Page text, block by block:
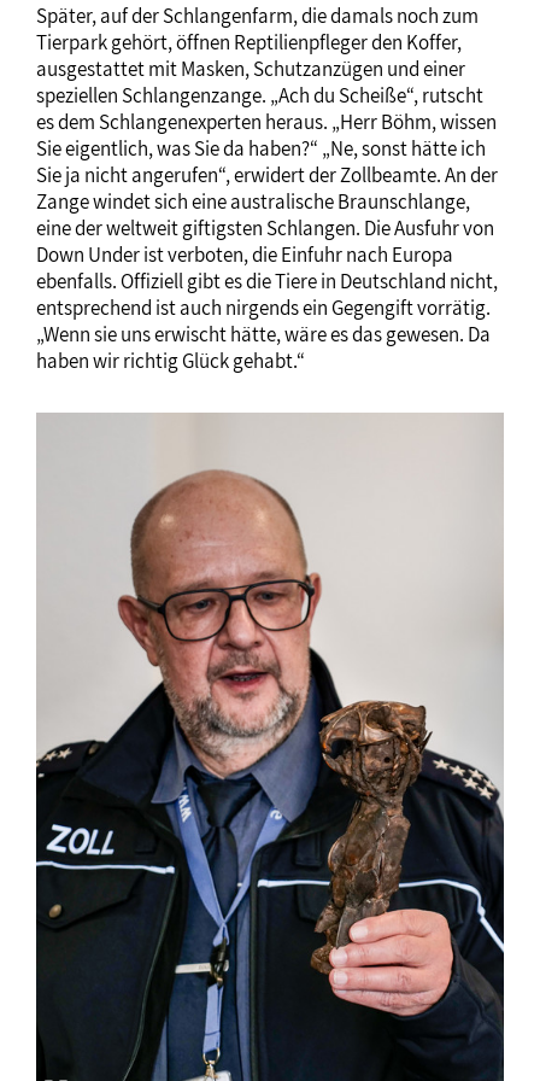
Später, auf der Schlangenfarm, die damals noch zum
Tierpark gehört, öffnen Reptilienpfleger den Koffer,
ausgestattet mit Masken, Schutzanzügen und einer
speziellen Schlangenzange. „Ach du Scheiße“, rutscht
es dem Schlangenexperten heraus. „Herr Böhm, wissen
Sie eigentlich, was Sie da haben?“ „Ne, sonst hätte ich
Sie ja nicht angerufen“, erwidert der Zollbeamte. An der
Zange windet sich eine australische Braunschlange,
eine der weltweit giftigsten Schlangen. Die Ausfuhr von
Down Under ist verboten, die Einfuhr nach Europa
ebenfalls. Offiziell gibt es die Tiere in Deutschland nicht,
entsprechend ist auch nirgends ein Gegengift vorrätig.
„Wenn sie uns erwischt hätte, wäre es das gewesen. Da
haben wir richtig Glück gehabt.“